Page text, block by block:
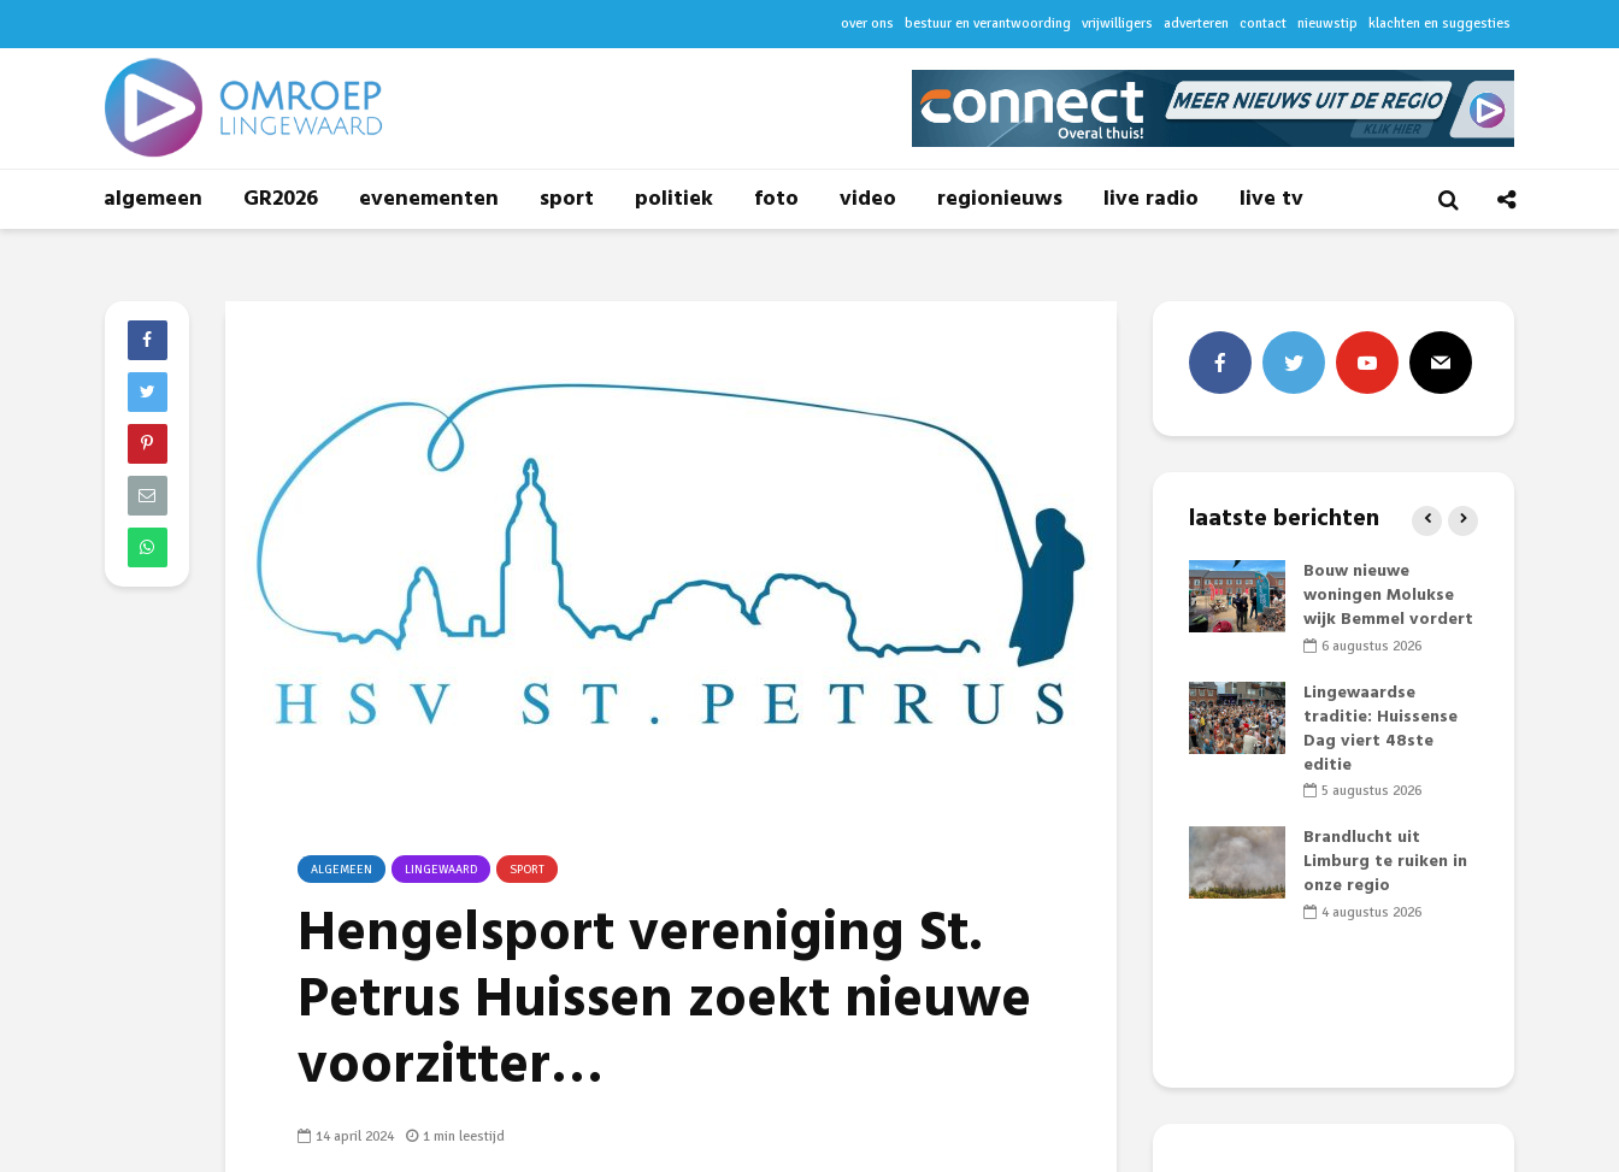
over ons bestuur en verantwoording vrijwilligers adverteren contact nieuwstip klachten en suggesties
algemeen GR2026 evenementen sport politiek foto video regionieuws live radio live tv
ALGEMEEN LINGEWAARD SPORT
Hengelsport vereniging St.
Petrus Huissen zoekt nieuwe
voorzitter…
14 april 2024 1 min leestijd
laatste berichten
Omgeving Deken
Doctor Mulderstraat
Bemmel wordt
éénrichtingsverkeer
Buurt klaar voor
28 juli 2026
Ontmoet Huubke:
Het nieuwe gezicht
van onze events!
28 juli 2026
Komkommertijd op
Angerse basisschool:
Bouw nieuwe
woningen Molukse
wijk Bemmel vordert
6 augustus 2026
Lingewaardse
traditie: Huissense
Dag viert 48ste
editie
5 augustus 2026
Brandlucht uit
Limburg te ruiken in
onze regio
4 augustus 2026